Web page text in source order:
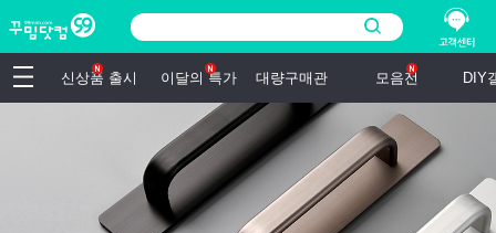
신상품 출시 이달의 특가 대량구매관 모음전 DIY